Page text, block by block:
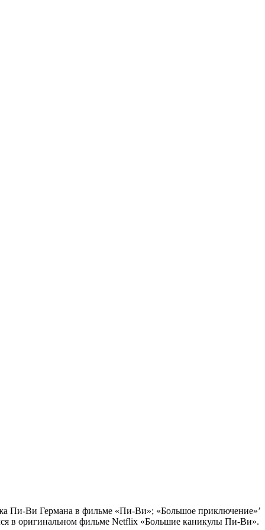
Пи-Ви Германа в фильме «Пи-Ви»; «Большое приключение»’
в оригинальном фильме Netflix «Большие каникулы Пи-Ви».